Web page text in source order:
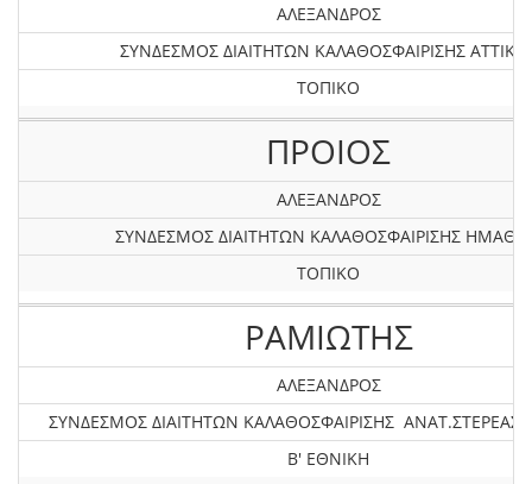
ΑΛΕΞΑΝΔΡΟΣ
ΣΥΝΔΕΣΜΟΣ ΔΙΑΙΤΗΤΩΝ ΚΑΛΑΘΟΣΦΑΙΡΙΣΗΣ
ΤΟΠΙΚΟ
ΠΡΟΙΟΣ
ΑΛΕΞΑΝΔΡΟΣ
ΣΥΝΔΕΣΜΟΣ ΔΙΑΙΤΗΤΩΝ ΚΑΛΑΘΟΣΦΑΙΡΙΣΗΣ
ΤΟΠΙΚΟ
ΡΑΜΙΩΤΗΣ
ΑΛΕΞΑΝΔΡΟΣ
ΣΥΝΔΕΣΜΟΣ ΔΙΑΙΤΗΤΩΝ ΚΑΛΑΘΟΣΦΑΙΡΙΣΗΣ ΑΝΑΤ.ΣΤΕΡΕΑΣ
Β' ΕΘΝΙΚΗ